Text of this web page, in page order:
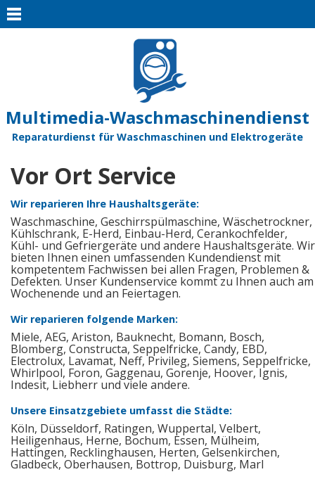
Multimedia-Waschmaschinendienst
Reparaturdienst für Waschmaschinen und Elektrogeräte
Vor Ort Service
Wir reparieren Ihre Haushaltsgeräte:
Waschmaschine, Geschirrspülmaschine, Wäschetrockner,
Kühlschrank, E-Herd, Einbau-Herd, Cerankochfelder,
Kühl- und Gefriergeräte und andere Haushaltsgeräte. Wir
bieten Ihnen einen umfassenden Kundendienst mit
kompetentem Fachwissen bei allen Fragen, Problemen &
Defekten. Unser Kundenservice kommt zu Ihnen auch am
Wochenende und an Feiertagen.
Wir reparieren folgende Marken:
Miele, AEG, Ariston, Bauknecht, Bomann, Bosch,
Blomberg, Constructa, Seppelfricke, Candy, EBD,
Electrolux, Lavamat, Neff, Privileg, Siemens, Seppelfricke,
Whirlpool, Foron, Gaggenau, Gorenje, Hoover, Ignis,
Indesit, Liebherr und viele andere.
Unsere Einsatzgebiete umfasst die Städte:
Köln, Düsseldorf, Ratingen, Wuppertal, Velbert,
Heiligenhaus, Herne, Bochum, Essen, Mülheim,
Hattingen, Recklinghausen, Herten, Gelsenkirchen,
Gladbeck, Oberhausen, Bottrop, Duisburg, Marl